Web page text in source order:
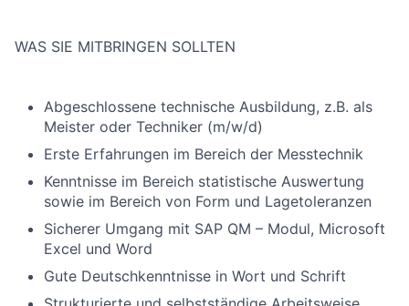
WAS SIE MITBRINGEN SOLLTEN
Abgeschlossene technische Ausbildung, z.B. als
Meister oder Techniker (m/w/d)
Erste Erfahrungen im Bereich der Messtechnik
Kenntnisse im Bereich statistische Auswertung
sowie im Bereich von Form und Lagetoleranzen
Sicherer Umgang mit SAP QM – Modul, Microsoft
Excel und Word
Gute Deutschkenntnisse in Wort und Schrift